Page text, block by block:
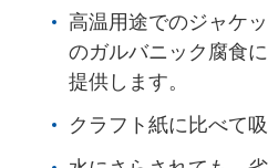
高温用途でのジャケ
のガルバニック腐食
提供します。
クラフト紙に比べて